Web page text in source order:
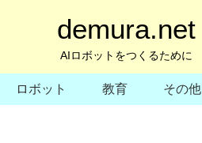
demura.net
AIロボットをつくるために
ロボット 教育 その他